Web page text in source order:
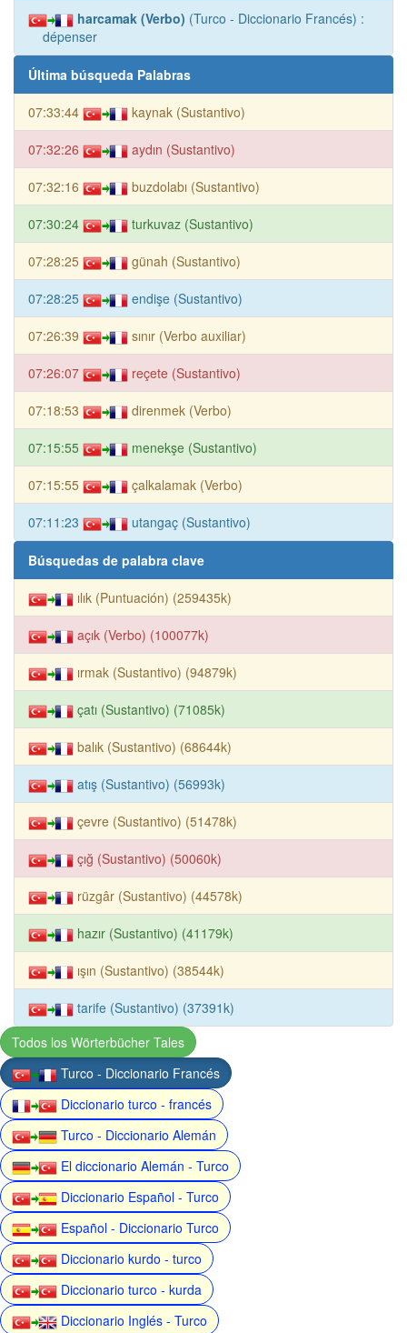
harcamak (Verbo) (Turco - Diccionario Francés) :
dépenser
Última búsqueda Palabras
07:33:44 kaynak (Sustantivo)
07:32:26 aydın (Sustantivo)
07:32:16 buzdolabı (Sustantivo)
07:30:24 turkuvaz (Sustantivo)
07:28:25 günah (Sustantivo)
07:28:25 endişe (Sustantivo)
07:26:39 sınır (Verbo auxiliar)
07:26:07 reçete (Sustantivo)
07:18:53 direnmek (Verbo)
07:15:55 menekşe (Sustantivo)
07:15:55 çalkalamak (Verbo)
07:11:23 utangaç (Sustantivo)
Búsquedas de palabra clave
ılık (Puntuación) (259435k)
açık (Verbo) (100077k)
ırmak (Sustantivo) (94879k)
çatı (Sustantivo) (71085k)
balık (Sustantivo) (68644k)
atış (Sustantivo) (56993k)
çevre (Sustantivo) (51478k)
çığ (Sustantivo) (50060k)
rüzgâr (Sustantivo) (44578k)
hazır (Sustantivo) (41179k)
ışın (Sustantivo) (38544k)
tarife (Sustantivo) (37391k)
Todos los Wörterbücher Tales
Turco - Diccionario Francés
Diccionario turco - francés
Turco - Diccionario Alemán
El diccionario Alemán - Turco
Diccionario Español - Turco
Español - Diccionario Turco
Diccionario kurdo - turco
Diccionario turco - kurda
Diccionario Inglés - Turco